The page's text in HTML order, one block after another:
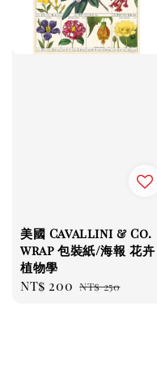
美國 Cavallini & Co.
wrap 包裝紙/海報 花卉
植物學
Sale
NT$ 200 Regular
NT$ 250